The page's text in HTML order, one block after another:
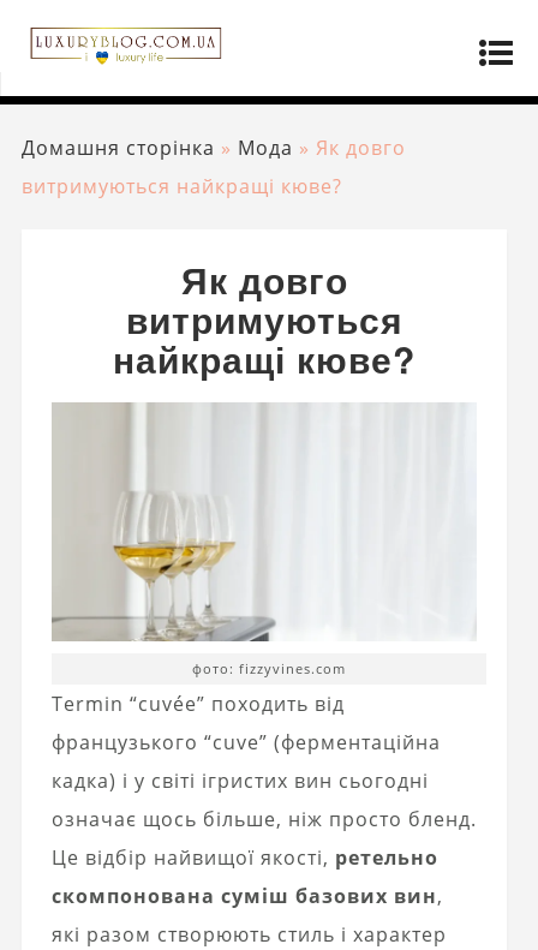
Домашня сторінка » Мода » Як довго
витримуються найкращі кюве?
Як довго
витримуються
найкращі кюве?
фото: fizzyvines.com
Termin “cuvée” походить від
французького “cuve” (ферментаційна
кадка) і у світі ігристих вин сьогодні
означає щось більше, ніж просто бленд.
Це відбір найвищої якості, ретельно
скомпонована суміш базових вин,
які разом створюють стиль і характер